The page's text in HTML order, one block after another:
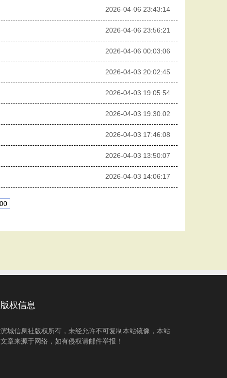
2026-04-06 23:43:14
2026-04-06 23:56:21
2026-04-06 00:03:06
2026-04-03 20:02:45
2026-04-03 19:05:54
2026-04-03 19:30:02
2026-04-03 17:46:08
2026-04-03 13:50:07
2026-04-03 14:06:17
版权信息
滨城信息社版权所有，未经允许不可复制本站镜像，本站
文章来源于网络，如有侵权请邮件举报！